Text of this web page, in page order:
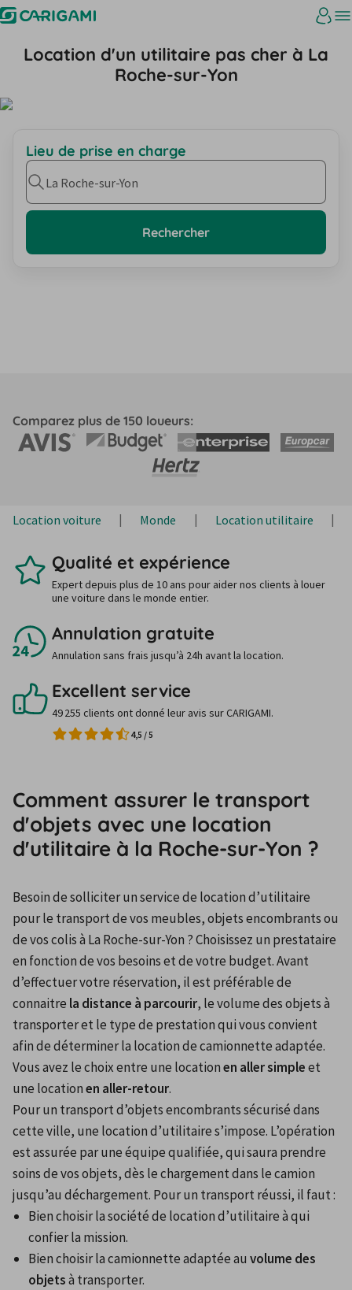
Location d'un utilitaire pas cher à La
Roche-sur-Yon
Lieu de prise en charge
La Roche-sur-Yon
Rechercher
Comparez plus de 150 loueurs:
Location voiture Monde Location utilitaire
Qualité et expérience
Expert depuis plus de 10 ans pour aider nos clients à louer
une voiture dans le monde entier.
Annulation gratuite
Annulation sans frais jusqu’à 24h avant la location.
Excellent service
49 255 clients ont donné leur avis sur CARIGAMI.
4,5 /5
Comment assurer le transport
d'objets avec une location
d'utilitaire à la Roche-sur-Yon ?
Besoin de solliciter un service de location d’utilitaire
pour le transport de vos meubles, objets encombrants ou
de vos colis à La Roche-sur-Yon ? Choisissez un prestataire
en fonction de vos besoins et de votre budget. Avant
d’effectuer votre réservation, il est préférable de
connaitre la distance à parcourir, le volume des objets à
transporter et le type de prestation qui vous convient
afin de déterminer la location de camionnette adaptée.
Vous avez le choix entre une location en aller simple et
une location en aller-retour.
Pour un transport d’objets encombrants sécurisé dans
cette ville, une location d’utilitaire s’impose. L’opération
est assurée par une équipe qualifiée, qui saura prendre
soins de vos objets, dès le chargement dans le camion
jusqu’au déchargement. Pour un transport réussi, il faut :
Bien choisir la société de location d’utilitaire à qui
confier la mission.
Bien choisir la camionnette adaptée au volume des
objets à transporter.